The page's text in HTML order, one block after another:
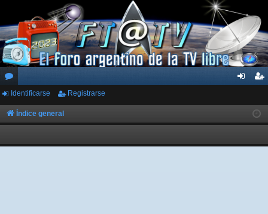
or
os
ar
ist
rs
Identificarse Registrarse
Índice general